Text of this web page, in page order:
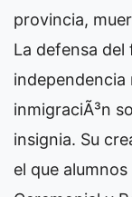
provincia,
La defensa
independencia
inmigraciÃ³n
insignia. Su
el que